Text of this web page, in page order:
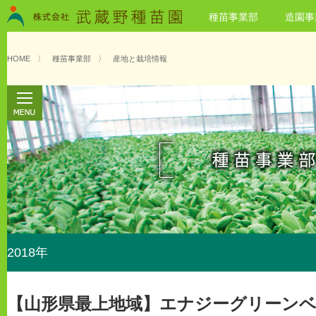
種苗事業部 造園
HOME 〉 種苗事業部 〉 産地と栽培情報
2018年
【山形県最上地域】エナジーグリーン